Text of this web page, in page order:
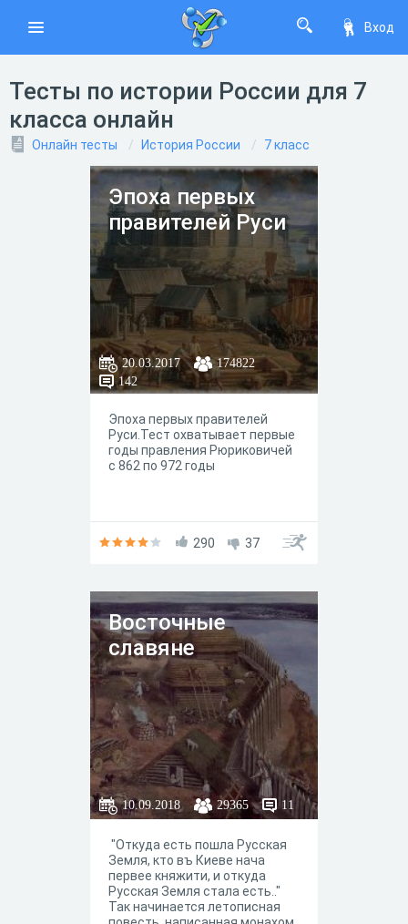
Вход
Тесты по истории России для 7
класса онлайн
Онлайн тесты История России 7 класс
Эпоха первых
правителей Руси
20.03.2017
174822
142
Эпоха первых правителей
Руси.Тест охватывает первые
годы правления Рюриковичей
с 862 по 972 годы
290 37
Восточные
славяне
10.09.2018 29365 11
"Откуда есть пошла Русская
Земля, кто въ Киеве нача
первее княжити, и откуда
Русская Земля стала есть.."
Так начинается летописная